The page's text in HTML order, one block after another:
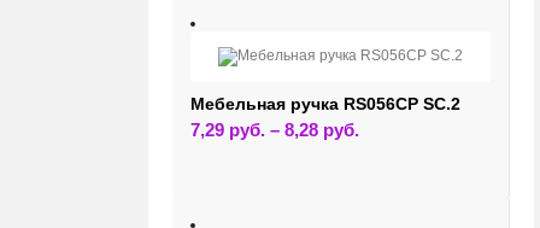
можно
выбрать
странице
товара.
Мебельная ручка RS056CP SC.2
7,29 руб. –8,28 руб.